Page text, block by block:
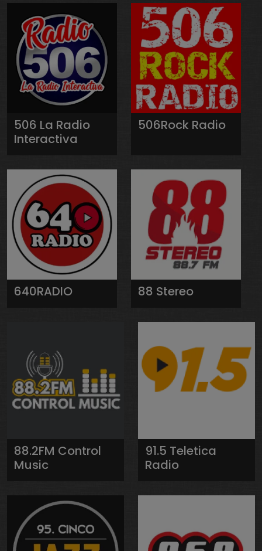
506 La Radio
Interactiva
506Rock Radio
640RADIO 88 Stereo
88.2FM Control
Music
91.5 Teletica
Radio